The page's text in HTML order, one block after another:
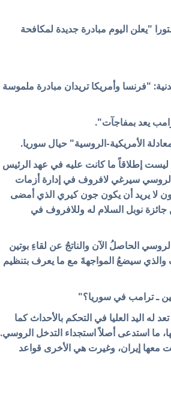
"يعلن اليوم مبادرة جديدة لمكافحة
"فرنسا وأمريكا تريدان مبادرة ملموسة
يعد بمفاجآت".
الأمريكية-الروسية" حيال سوريا.
ليست إطلاقاً ما كانت عليه في عهد الرئيس
سيرغي لافروف في إدارة أزمات
لا يريد أن يكون جون كيري الذي أمضى
نوبل السلام له وللافروف في
الحاصلُ الآن والناتجُ عن لقاءِ بوتين
سيضعُ المواجهةَ مع ما يعرف بتنظيم
ـ ترامب في سوريا؟"
له اليد العليا في التحكم بالأحداث كما
ما استدعى أصلاً استجداء التدخل الروسي.
معها إيران، وغيرت هي الأخرى قواعد